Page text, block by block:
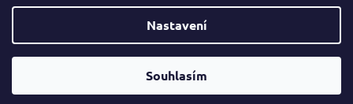
Nastavení
Souhlasím
Vytvořil Shoptet
Copyright 2026nabytek-v-kostce.cz. Všechna práva vyhrazena.
Ve spolupráci seS!CK Studiem